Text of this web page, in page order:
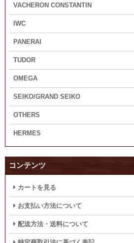
VACHERON CONSTANTIN
IWC
PANERAI
TUDOR
OMEGA
SEIKO/GRAND SEIKO
OTHERS
HERMES
コンテンツ
カートを見る
お支払い方法について
配送方法・送料について